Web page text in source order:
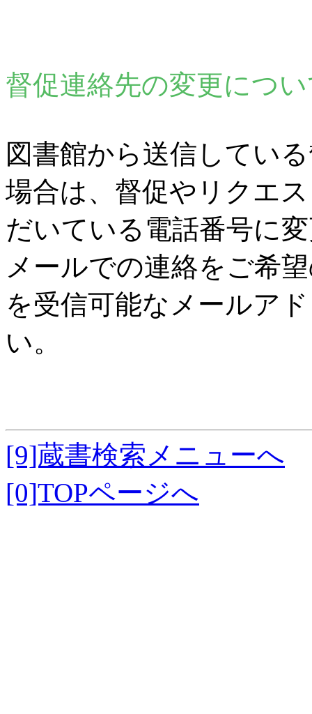
督促連絡先の変更につ
図書館から送信してい
場合は、督促やリクエ
だいている電話番号に
メールでの連絡をご希
を受信可能なメールア
い。
[9]蔵書検索メニューへ
[0]TOPページへ